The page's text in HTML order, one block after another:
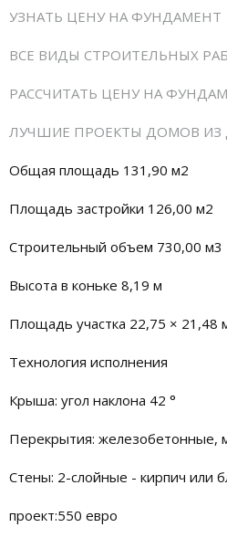
УЗНАТЬ ЦЕНУ НА ФУНДАМЕНТ
ВСЕ ВИДЫ СТРОИТЕЛЬНЫХ
РАССЧИТАТЬ ЦЕНУ НА
ЛУЧШИЕ ПРОЕКТЫ ДОМОВ ИЗ
Общая площадь 131,90 м2
Площадь застройки 126,00 м2
Строительный объем 730,00 м3
Высота в коньке 8,19 м
Площадь участка 22,75 × 21,48
Технология исполнения
Крыша: угол наклона 42 °
Перекрытия: железобетонные,
Стены: 2-слойные - кирпич или
проект:550 евро